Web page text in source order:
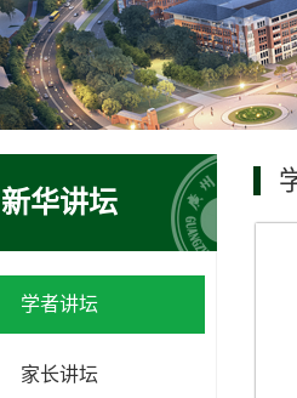
新华讲坛
学者讲坛
家长讲坛